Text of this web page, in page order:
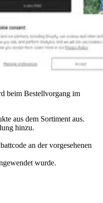
beim Bestellvorgang im
aus dem Sortiment aus.
hinzu.
an der vorgesehenen
wurde.